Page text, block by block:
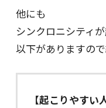
他にも
シンクロニシティ
以下がありますの
【起こりやすい